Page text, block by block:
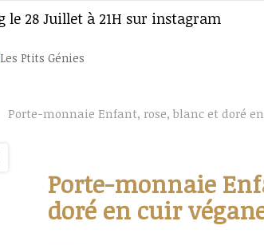
le 28 Juillet à 21H sur instagram
Porte-monnaie Enfant, rose, blanc et doré
Porte-monnaie
doré en cuir